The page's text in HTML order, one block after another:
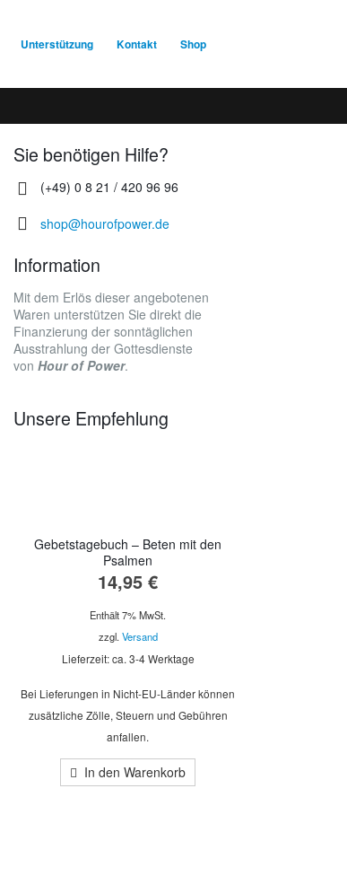
Unterstützung Kontakt Shop
Sie benötigen Hilfe?
(+49) 0 8 21 / 420 96 96
shop@hourofpower.de
Information
Mit dem Erlös dieser angebotenen
Waren unterstützen Sie direkt die
Finanzierung der sonntäglichen
Ausstrahlung der Gottesdienste
von Hour of Power.
Unsere Empfehlung
Gebetstagebuch – Beten mit den
Psalmen
14,95 €
Enthält 7% MwSt.
zzgl. Versand
Lieferzeit: ca. 3-4 Werktage
Bei Lieferungen in Nicht-EU-Länder können
zusätzliche Zölle, Steuern und Gebühren
anfallen.
In den Warenkorb